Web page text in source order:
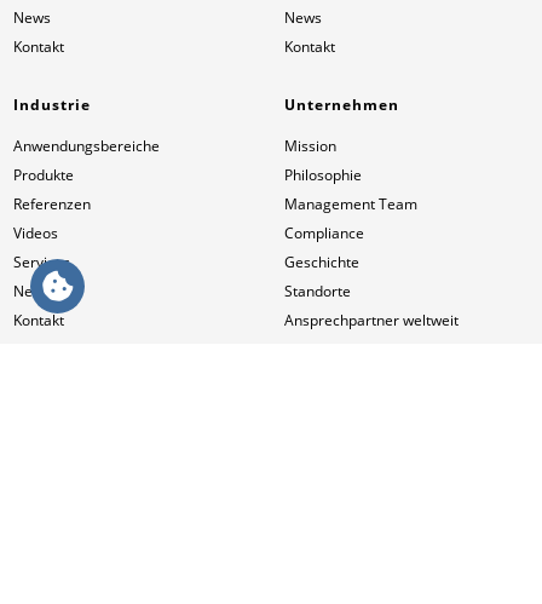
News
Kontakt
News
Kontakt
Industrie
Anwendungsbereiche
Produkte
Referenzen
Videos
Services
News
Kontakt
Unternehmen
Mission
Philosophie
Management Team
Compliance
Geschichte
Standorte
Ansprechpartner weltweit